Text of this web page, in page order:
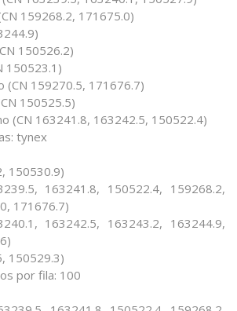
159268.2, 171675.0)
150526.2)
150523.1)
159270.5, 171676.7)
150525.5)
(CN 163241.8, 163242.5, 150522.4)
tynex
150530.9)
163241.8, 150522.4, 159268.2,
171676.7)
163242.5, 163243.2, 163244.9,
150529.3)
por fila: 100